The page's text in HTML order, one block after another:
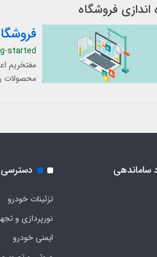
اندازی فروشگاه
started
مفتخریم
محصولات
ساماندهی
تزئینات خودرو
نورپردازی و
ایمنی خودرو